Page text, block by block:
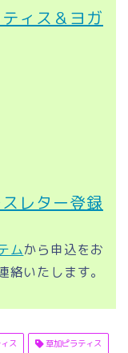
ィス＆ヨガ
レター登録
ムから申込をお
いたします。
ス 草加ピラティス